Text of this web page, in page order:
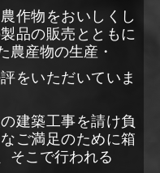
作物をおいしくし
品の販売とともに
農産物の生産・
をいただいていま
建築工事を請け負
ご満足のために箱
そこで行われる